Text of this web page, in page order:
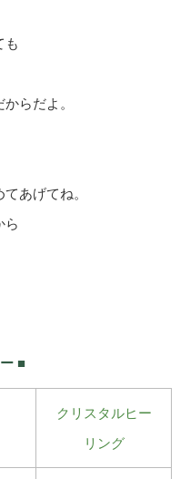
も
らだよ。
あげてね。
ら
■
クリスタルヒー
リング